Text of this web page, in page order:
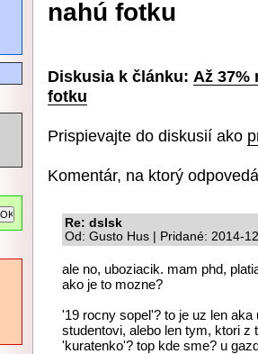
nahú fotku
Diskusia k článku: Až
fotku
Prispievajte do diskusií ako
Komentár, na ktorý
Re: dslsk
Od: Gusto Hus | Pridané: 2014-
ale no, uboziacik. mam phd,
ako je to mozne?
'19 rocny sopel'? to je uz len
studentovi, alebo len tym, ktori z
'kuratenko'? top kde sme? u